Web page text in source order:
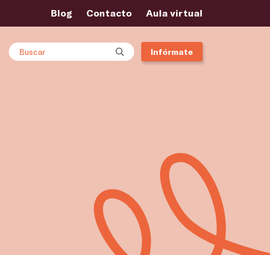
Blog Contacto Aula virtual
Buscar Infórmate